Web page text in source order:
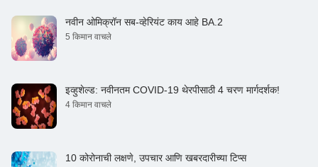
नवीन ओमिक्रॉन सब-व्हेरियंट काय आहे BA.2
5 किमान वाचले
इव्हुशेल्ड: नवीनतम COVID-19 थेरपीसाठी 4 चरण मार्गदर्शक!
4 किमान वाचले
10 कोरोनाची लक्षणे, उपचार आणि खबरदारीच्या टिप्स